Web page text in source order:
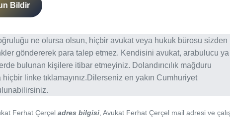
Bildir
ne olursa olsun, hiçbir avukat veya hukuk bürosu sizden
göndererek para talep etmez. Kendisini avukat, arabulucu
bulunan kişilere itibar etmeyiniz. Dolandırıcılık mağduru
linke tıklamayınız.Dilerseniz en yakın Cumhuriyet
Ferhat Çerçel adres bilgisi , Avukat Ferhat Çerçel mail adresi ve